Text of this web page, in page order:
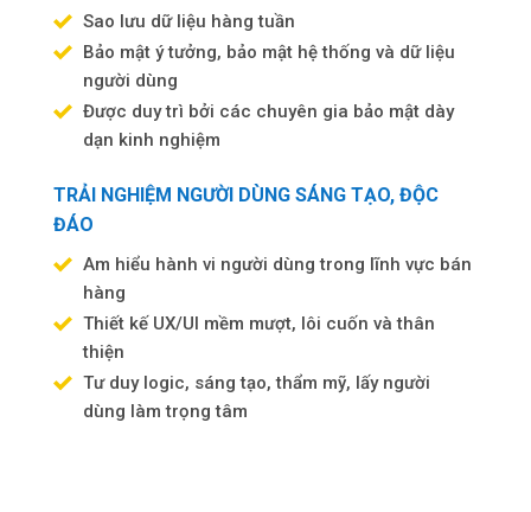
Sao lưu dữ liệu hàng tuần
Bảo mật ý tưởng, bảo mật hệ thống và dữ liệu
người dùng
Được duy trì bởi các chuyên gia bảo mật dày
dạn kinh nghiệm
TRẢI NGHIỆM NGƯỜI DÙNG SÁNG TẠO, ĐỘC
ĐÁO
Am hiểu hành vi người dùng trong lĩnh vực bán
hàng
Thiết kế UX/UI mềm mượt, lôi cuốn và thân
thiện
Tư duy logic, sáng tạo, thẩm mỹ, lấy người
dùng làm trọng tâm